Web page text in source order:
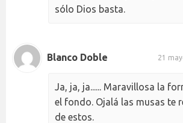
sólo Dios basta.
Blanco Doble 21
Ja, ja, ja...... Maravillosa la
el fondo. Ojalá las musas te
de estos.